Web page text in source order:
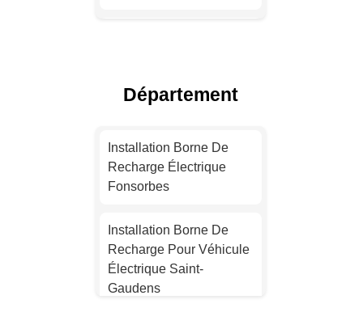
Toulouse
Électrique Nice
Devis Installation Borne
Département
Installation Borne De
Recharge Électrique
Fonsorbes
Installation Borne De
Recharge Pour Véhicule
Électrique Saint-
Gaudens